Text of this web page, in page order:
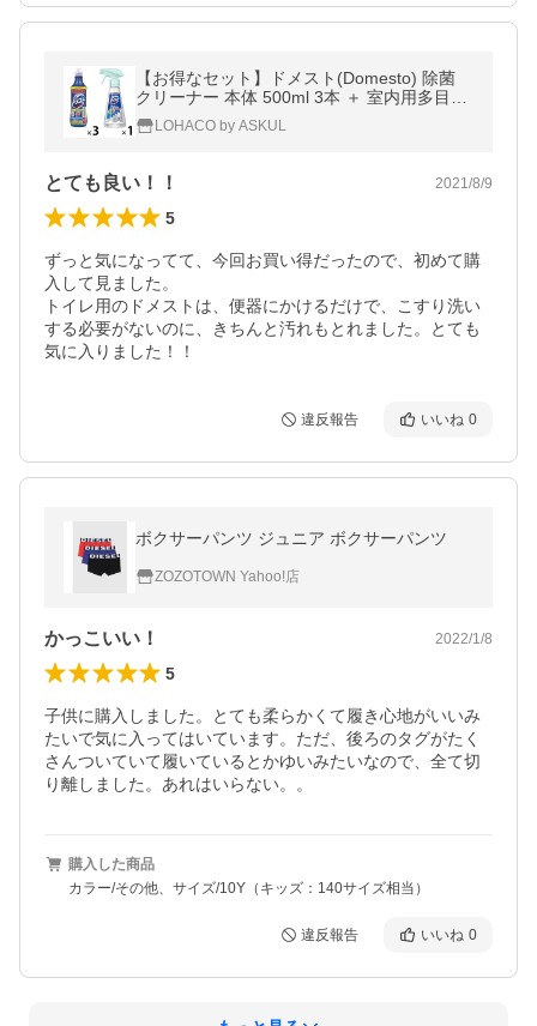
【お得なセット】ドメスト(Domesto) 除菌
クリーナー 本体 500ml 3本 ＋ 室内用多目的
除菌スプレー 350ml ユニリーバ
LOHACO by ASKUL
とても良い！！ 2021/8/9
5
ずっと気になってて、今回お買い得だったので、初めて購
入して見ました。
トイレ用のドメストは、便器にかけるだけで、こすり洗い
する必要がないのに、きちんと汚れもとれました。とても
気に入りました！！
違反報告 いいね 0
ボクサーパンツ ジュニア ボクサーパンツ
ZOZOTOWN Yahoo!店
かっこいい！ 2022/1/8
5
子供に購入しました。とても柔らかくて履き心地がいいみ
たいで気に入ってはいています。ただ、後ろのタグがたく
さんついていて履いているとかゆいみたいなので、全て切
り離しました。あれはいらない。。
購入した商品
カラー/その他、サイズ/10Y（キッズ：140サイズ相当）
違反報告 いいね 0